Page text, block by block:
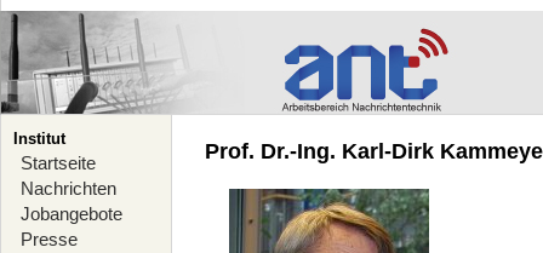
Institut
Startseite
Nachrichten
Jobangebote
Presse
Prof. Dr.-Ing. Karl-Dirk